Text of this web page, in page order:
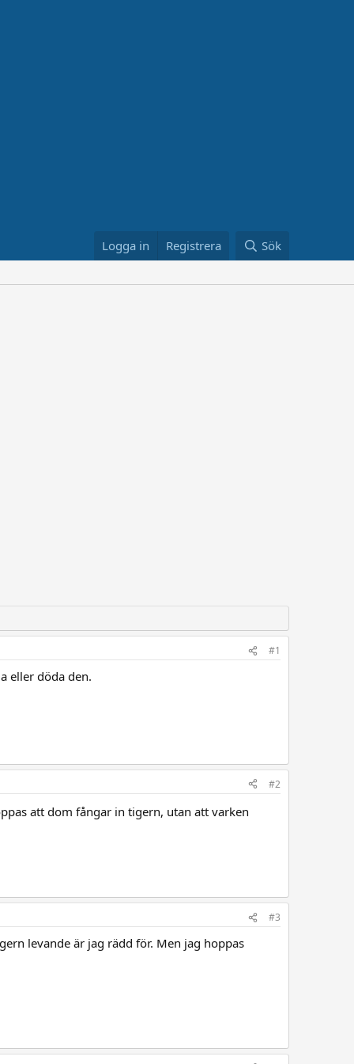
Logga in Registrera Sök
#1
eller döda den.
#2
att dom fångar in tigern, utan att varken
#3
levande är jag rädd för. Men jag hoppas